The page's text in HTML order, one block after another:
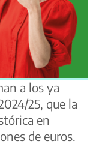
a los ya
25, que la
en
de euros.